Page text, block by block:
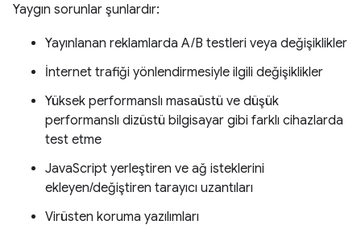
Yaygın sorunlar şunlardır:
Yayınlanan reklamlarda A/B testleri veya değişiklikler
İnternet trafiği yönlendirmesiyle ilgili değişiklikler
Yüksek performanslı masaüstü ve düşük
performanslı dizüstü bilgisayar gibi farklı cihazlarda
test etme
JavaScript yerleştiren ve ağ isteklerini
ekleyen/değiştiren tarayıcı uzantıları
Virüsten koruma yazılımları